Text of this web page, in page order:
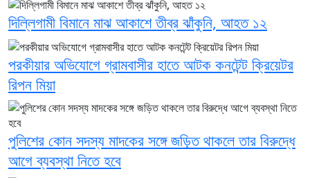
দিল্লিগামী বিমানে মাঝ আকাশে তীব্র ঝাঁকুনি, আহত ১২
পরকীয়ার অভিযোগে গ্রামবাসীর হাতে আটক কনটেন্ট ক্রিয়েটর
রিপন মিয়া
পুলিশের কোন সদস্য মাদকের সঙ্গে জড়িত থাকলে তার বিরুদ্ধে
আগে ব্যবস্থা নিতে হবে